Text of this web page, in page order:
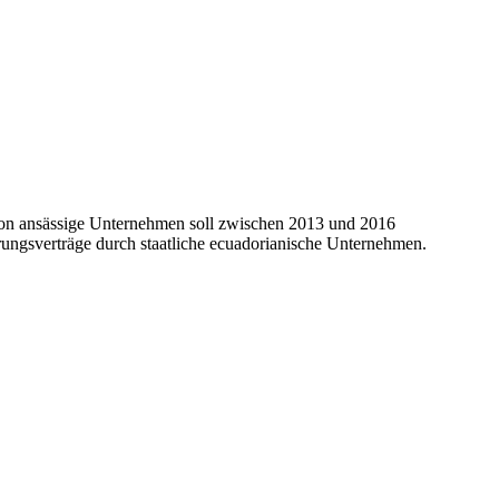
ansässige Unternehmen soll zwischen 2013 und 2016
durch staatliche ecuadorianische Unternehmen.